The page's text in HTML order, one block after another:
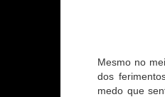
Mesmo no
dos
medo que